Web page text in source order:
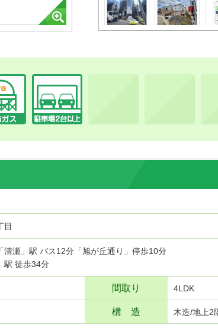
目
清瀬」駅 バス12分「旭が丘通り」停歩10分
駅 徒歩34分
間取り 4LDK
構 造 木造/地上2